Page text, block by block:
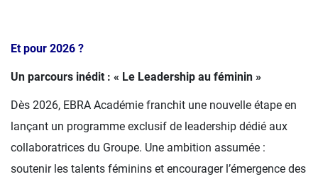
Et pour 2026 ?
Un parcours inédit : « Le Leadership au féminin »
Dès 2026, EBRA Académie franchit une nouvelle étape en
lançant un programme exclusif de leadership dédié aux
collaboratrices du Groupe. Une ambition assumée :
soutenir les talents féminins et encourager l’émergence des